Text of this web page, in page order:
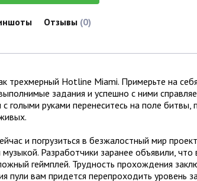
Отзывы (0)
трехмерный Hotline Miami. Примерьте на
задания и успешно с ними
голыми руками перенеситесь на поле битвы,
и погрузиться в безжалостный мир
Разработчики заранее объявили, что
геймплей. Трудность прохождения
пули вам придется перепроходить уровень